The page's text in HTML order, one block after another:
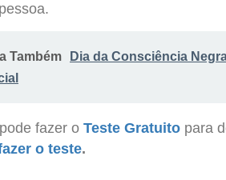
Também
Dia da Consciência
fazer o Teste Gratuito para
o teste.